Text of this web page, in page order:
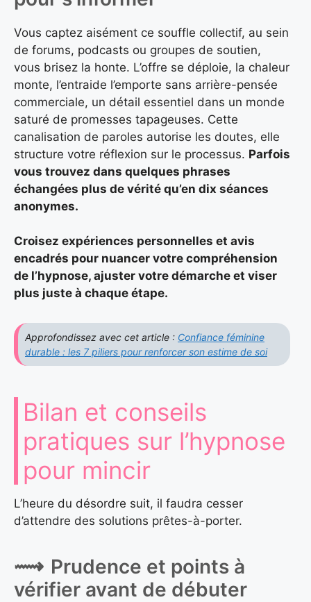
Vous captez aisément ce souffle collectif, au sein
de forums, podcasts ou groupes de soutien,
vous brisez la honte. L’offre se déploie, la chaleur
monte, l’entraide l’emporte sans arrière-pensée
commerciale, un détail essentiel dans un monde
saturé de promesses tapageuses. Cette
canalisation de paroles autorise les doutes, elle
structure votre réflexion sur le processus. Parfois
vous trouvez dans quelques phrases
échangées plus de vérité qu’en dix séances
anonymes.
Croisez expériences personnelles et avis
encadrés pour nuancer votre compréhension
de l’hypnose, ajuster votre démarche et viser
plus juste à chaque étape.
Approfondissez avec cet article : Confiance féminine
durable : les 7 piliers pour renforcer son estime de soi
Bilan et conseils
pratiques sur l’hypnose
pour mincir
L’heure du désordre suit, il faudra cesser
d’attendre des solutions prêtes-à-porter.
Prudence et points à
vérifier avant de débuter